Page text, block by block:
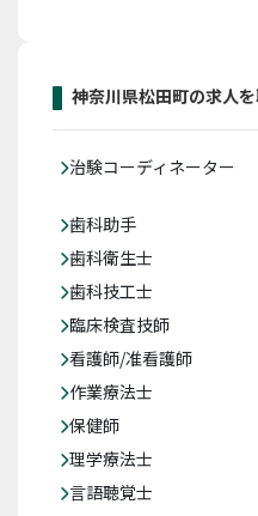
神奈川県松田町の求人
治験コーディネーター
歯科助手
歯科衛生士
歯科技工士
臨床検査技師
看護師/准看護師
作業療法士
保健師
理学療法士
言語聴覚士